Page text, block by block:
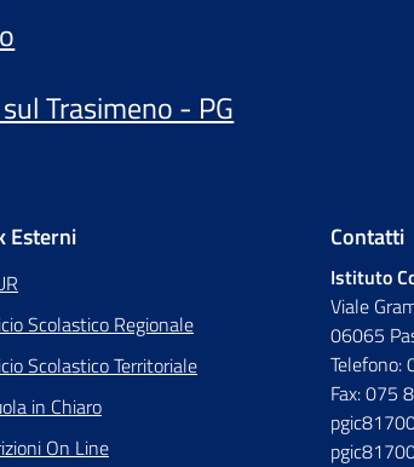
Trasimeno - PG
Esterni
Scolastico Regionale
Scolastico Territoriale
in Chiaro
On Line
Contatti
Istituto
Viale
06065
Telefono:
Fax: 075